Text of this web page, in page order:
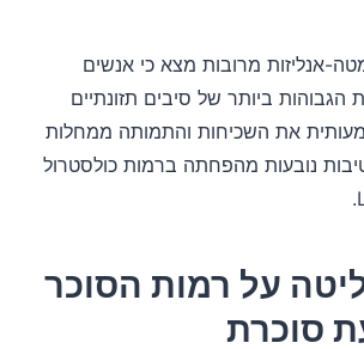
אנליזות מרובות מצא כי אנשים
הגבוהות ביותר של סיבים תזונתיים
את השכיחות והתמותה ממחלות
נובעות מהפחתה ברמות כולסטרול
על רמות הסוכר
סוכרת